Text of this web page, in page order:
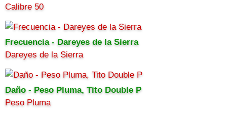
Calibre 50
Frecuencia - Dareyes de la Sierra
Dareyes de la Sierra
Daño - Peso Pluma, Tito Double P
Peso Pluma